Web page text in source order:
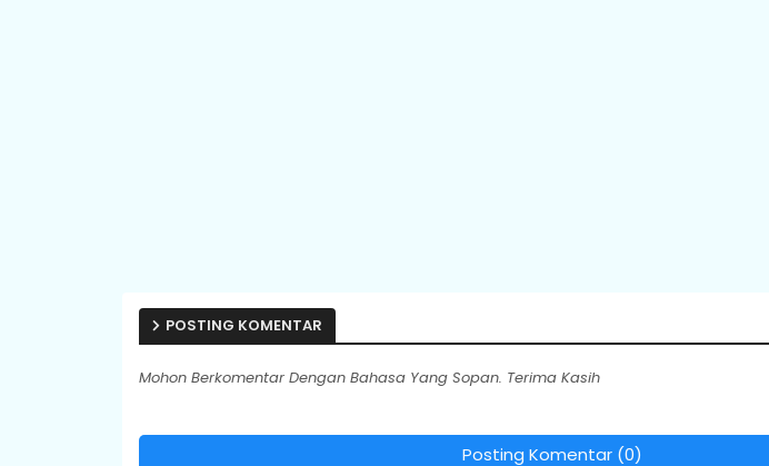
POSTING KOMENTAR
Mohon Berkomentar Dengan Bahasa Yang Sopan. Terima Kasih
Posting Komentar (0)